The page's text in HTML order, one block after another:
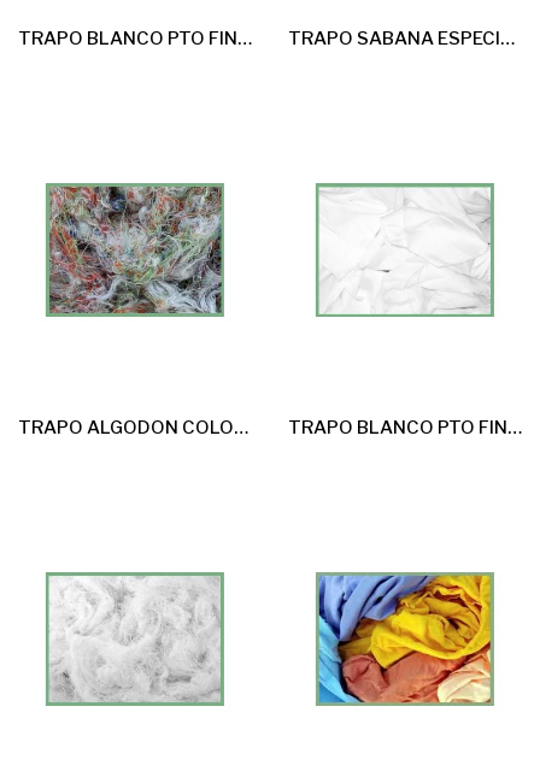
TRAPO BLANCO PTO FINO 25kg TRAPO SABANA ESPECIAL 25KG
TRAPO ALGODON COLOR ESPECIAL 25kg TRAPO BLANCO PTO FINO OPTICO 25kg